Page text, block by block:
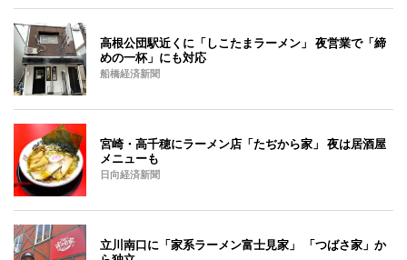
高根公団駅近くに「しこたまラーメン」 夜営業で「締
めの一杯」にも対応
船橋経済新聞
宮崎・高千穂にラーメン店「たぢから家」 夜は居酒屋
メニューも
日向経済新聞
立川南口に「家系ラーメン富士見家」 「つばさ家」か